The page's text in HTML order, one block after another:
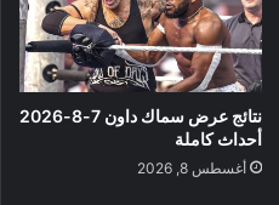
نتائج عرض سماك داون 7-8-2026
أحداث كاملة
أغسطس 8, 2026